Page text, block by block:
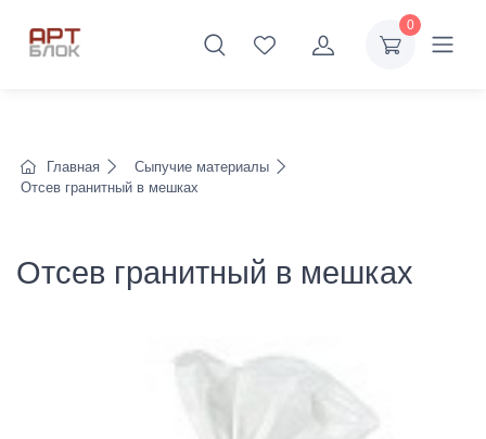
0
Главная
Сыпучие материалы
Отсев гранитный в мешках
Отсев гранитный в мешках